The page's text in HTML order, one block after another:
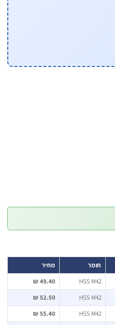
חומר
מחיר
HSS M42
49.40 ₪
HSS M42
52.50 ₪
HSS M42
55.40 ₪